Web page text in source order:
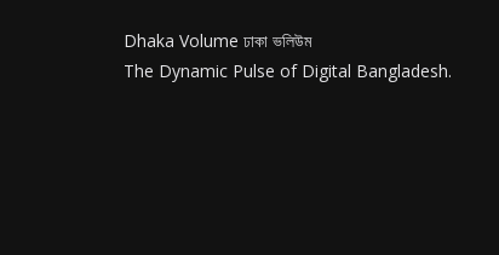
Dhaka Volume ঢাকা ভলিউম
The Dynamic Pulse of Digital Bangladesh.